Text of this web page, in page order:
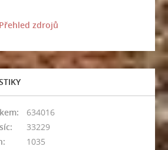
Přehled zdrojů
634016
33229
1035